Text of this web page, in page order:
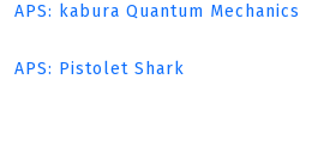
APS: kabura Quantum Mechanics
APS: Pistolet Shark